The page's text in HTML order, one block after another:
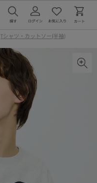
Tシャツ・カットソー(半袖)